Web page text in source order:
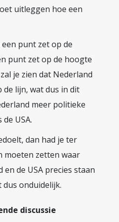
uitleggen hoe een
punt zet op de
punt zet op de hoogte
je zien dat Nederland
de lijn, wat dus in dit
meer politieke
USA.
dan had je ter
moeten zetten waar
de USA precies staan
dus onduidelijk.
discussie